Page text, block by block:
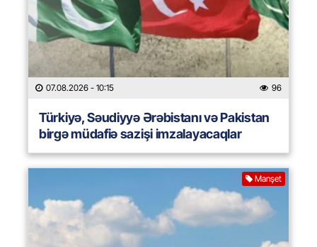
07.08.2026 - 10:15 96
Türkiyə, Səudiyyə Ərəbistanı və Pakistan
birgə müdafiə sazişi imzalayacaqlar
Manşet